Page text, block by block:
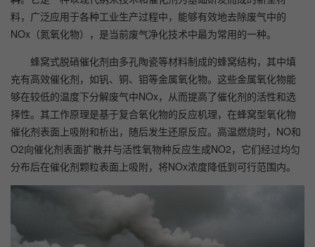
料，广泛应用于各种工业生产过程中，能够有效地去除废气中的
NOx（氮氧化物），是当前废气净化技术中最为常用的一种。
蜂窝式脱硝催化剂由多孔陶瓷等材料制成的蜂窝结构，其中填
充有高效催化剂，如钒、铜、钼等金属氧化物。这些金属氧化物能
够在较低的温度下分解废气中NOx，从而提高了催化剂的活性和选
择性。其工作原理是基于复合氧化物的反应机理，在蜂窝型氧化物
催化剂表面上吸附和析出，随后发生还原反应。高温燃烧时，NO和
O2向催化剂表面扩散并与活性氧物种反应生成NO2，它们经过均匀
分布后在催化剂颗粒表面上吸附，将NOx浓度降低到可行范围内。